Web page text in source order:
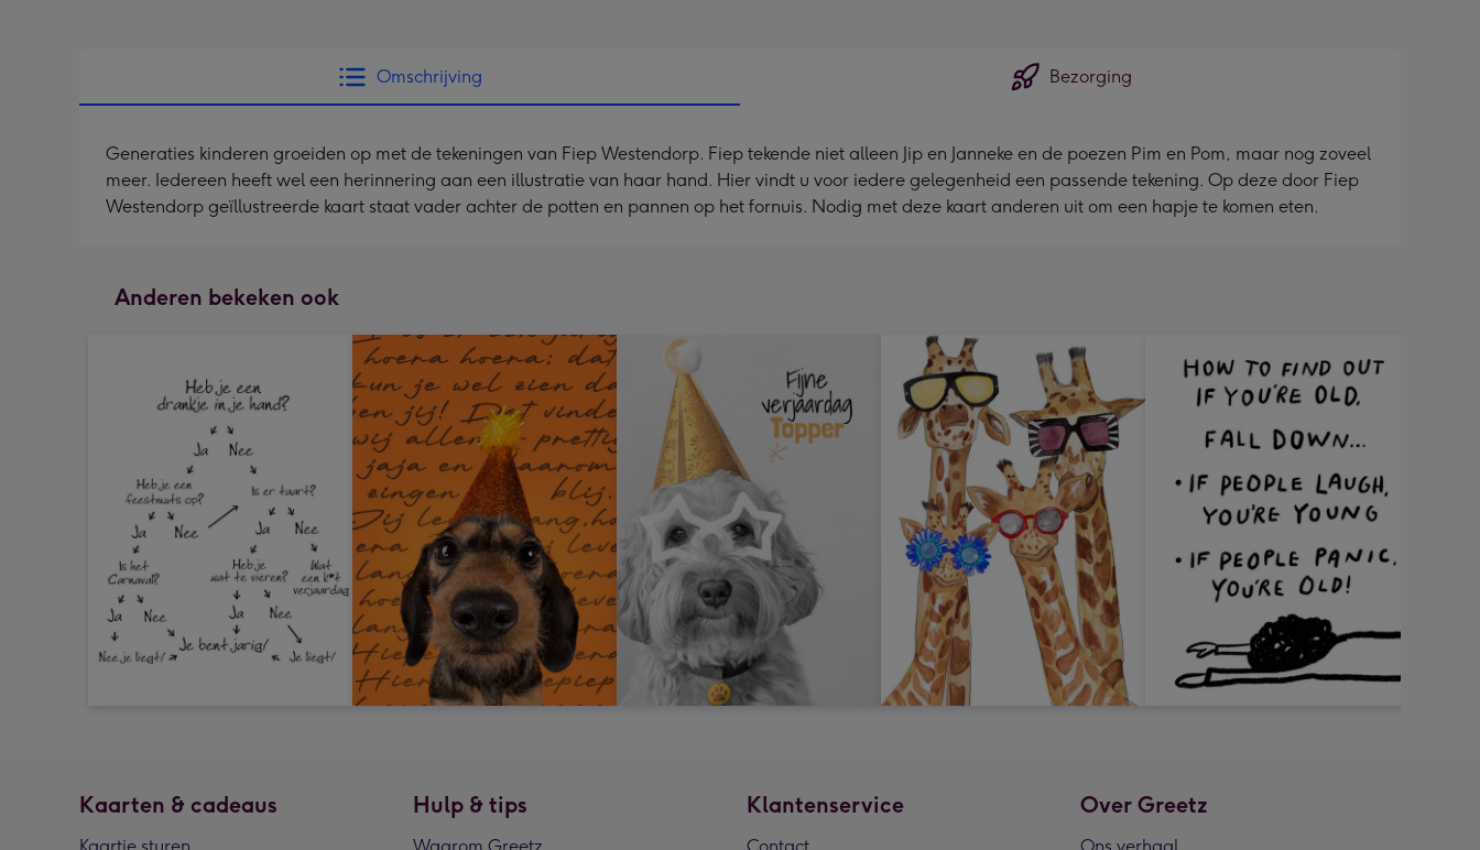
Omschrijving Bezorging
Generaties kinderen groeiden op met de tekeningen van Fiep Westendorp. Fiep tekende niet alleen Jip en Janneke en de poezen Pim en Pom, maar nog zoveel
meer. Iedereen heeft wel een herinnering aan een illustratie van haar hand. Hier vindt u voor iedere gelegenheid een passende tekening. Op deze door Fiep
Westendorp geïllustreerde kaart staat vader achter de potten en pannen op het fornuis. Nodig met deze kaart anderen uit om een hapje te komen eten.
Anderen bekeken ook
Kaarten & cadeaus Hulp & tips Klantenservice Over Greetz